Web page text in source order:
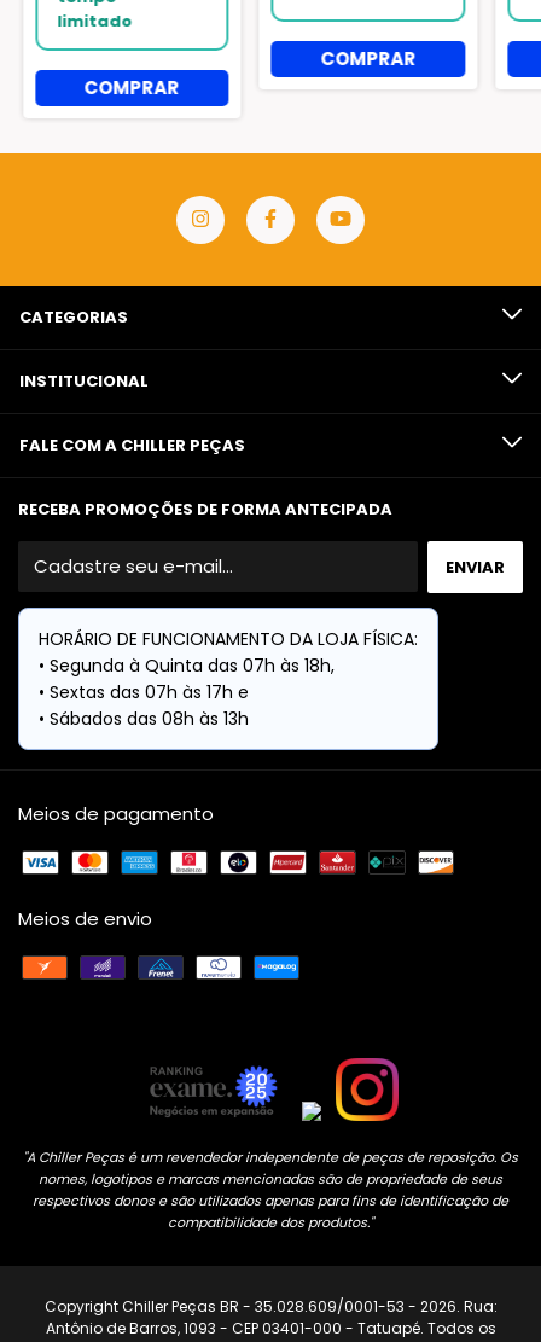
CATEGORIAS
INSTITUCIONAL
FALE COM A CHILLER PEÇAS
RECEBA PROMOÇÕES DE FORMA ANTECIPADA
Meios de pagamento
Meios de envio
"A Chiller Peças é um revendedor independente de peças de reposição. Os
nomes, logotipos e marcas mencionadas são de propriedade de seus
respectivos donos e são utilizados apenas para fins de identificação de
compatibilidade dos produtos."